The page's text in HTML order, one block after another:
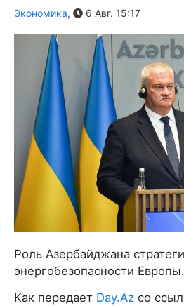
Экономика, 6 Авг. 15:17
Роль Азербайджана
энергобезопасности Европы.
Как передает Day.Az со